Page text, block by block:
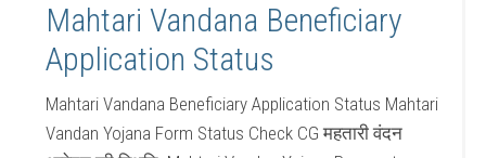
Mahtari Vandana Beneficiary
Application Status
Mahtari Vandana Beneficiary Application Status Mahtari
Vandan Yojana Form Status Check CG महतारी वंदन